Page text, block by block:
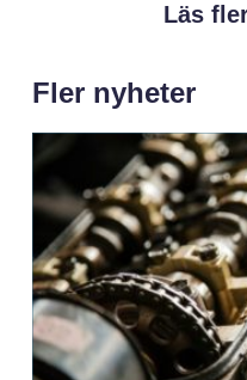
Läs
Fler nyheter